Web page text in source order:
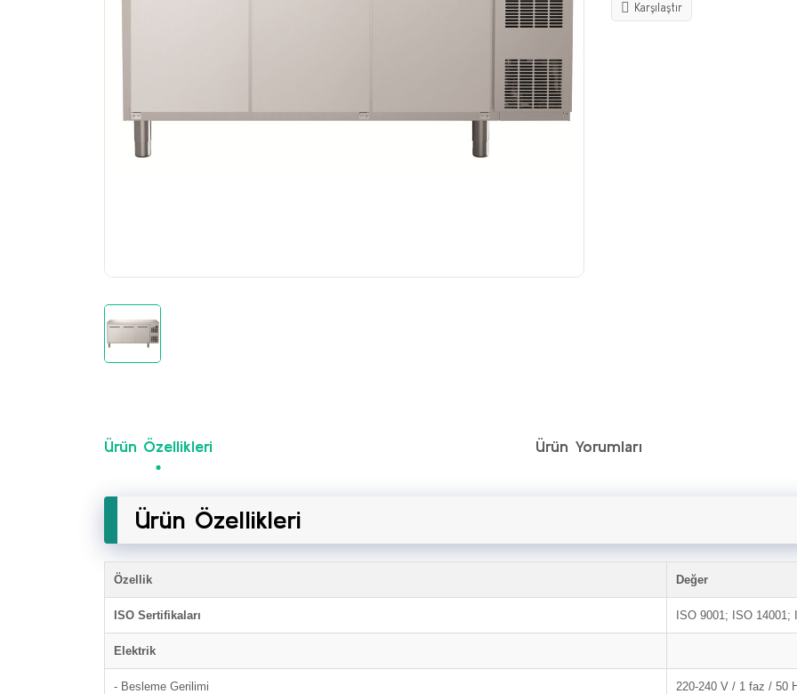
Karşılaştır
Ürün Özellikleri Ürün Yorumları
Ürün Özellikleri
Özellik Değer
ISO Sertifikaları ISO 9001; ISO
Elektrik
- Besleme Gerilimi 220-240 V / 1 faz / 50